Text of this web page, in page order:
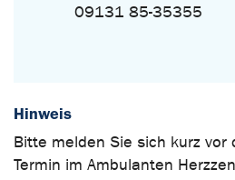
09131 85-35355
Hinweis
Bitte melden Sie sich kurz vor
Termin im Ambulanten